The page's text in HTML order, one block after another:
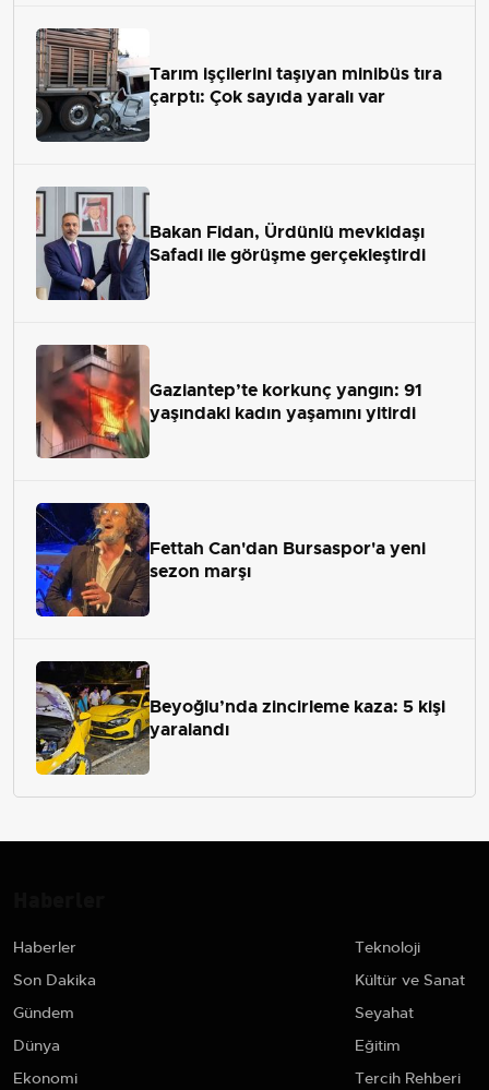
Tarım işçilerini taşıyan minibüs tıra
çarptı: Çok sayıda yaralı var
Bakan Fidan, Ürdünlü mevkidaşı
Safadi ile görüşme gerçekleştirdi
Gaziantep’te korkunç yangın: 91
yaşındaki kadın yaşamını yitirdi
Fettah Can'dan Bursaspor'a yeni
sezon marşı
Beyoğlu’nda zincirleme kaza: 5 kişi
yaralandı
Haberler
Son Dakika
Gündem
Dünya
Ekonomi
Teknoloji
Kültür ve Sanat
Seyahat
Eğitim
Tercih Rehberi